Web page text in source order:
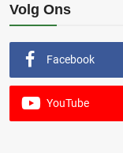
Volg Ons
Facebook
YouTube